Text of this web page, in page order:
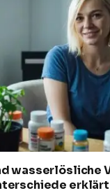
wasserlösliche
erklärt